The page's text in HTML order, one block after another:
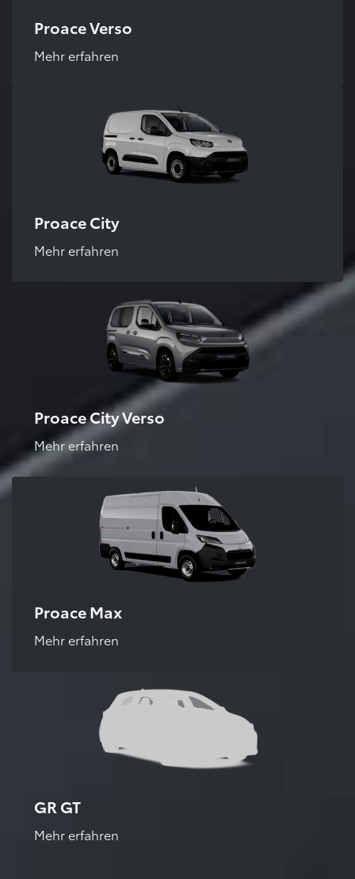
Proace Verso
Mehr erfahren
Proace City
Mehr erfahren
Proace City Verso
Mehr erfahren
Proace Max
Mehr erfahren
GR GT
Mehr erfahren